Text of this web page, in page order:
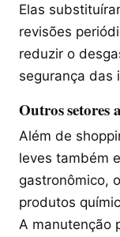
Elas
revisões
reduzir o
segurança das
Outros setores
Além de
leves também
gastronômico,
produtos
A manutenção